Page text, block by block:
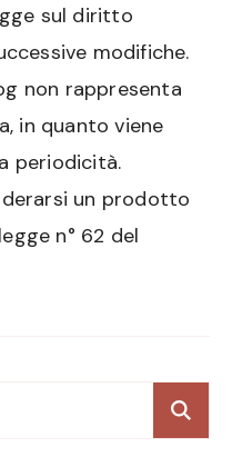
sul diritto
modifiche.
non rappresenta
in quanto viene
periodicità.
un prodotto
n° 62 del